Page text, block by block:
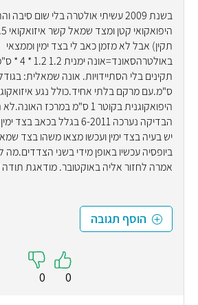
בשנת 2009 עשיתי אולטרה בלי שום
תקין) אבל לא מזמן כאב לי בצד ימין וממצאי
ס"מ.עם מרקם בלתי אחיד.כולל נגע
היפואקוגנית בקוטר 1 ס"מ במרכז
הבדיקה נערכה 6-2011 בגלל
יש בעיה בצד ימין ועכשו מצאו משהו בצד
ביופסיה עכשיו באופן מידי בשני
אמרה לחזור אליה באוקטובר. מודאגת
הוסף תגובה
0
0